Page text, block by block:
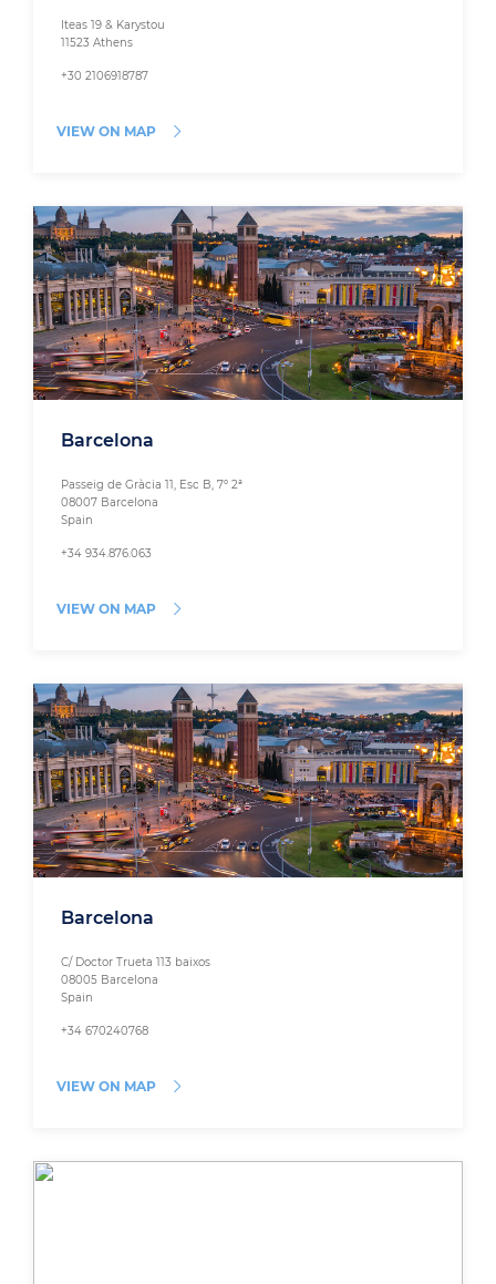
Iteas 19 & Karystou
11523 Athens
+30 2106918787
VIEW ON MAP
Barcelona
Passeig de Gràcia 11, Esc B, 7º 2ª
08007 Barcelona
Spain
+34 934.876.063
VIEW ON MAP
Barcelona
C/ Doctor Trueta 113 baixos
08005 Barcelona
Spain
+34 670240768
VIEW ON MAP